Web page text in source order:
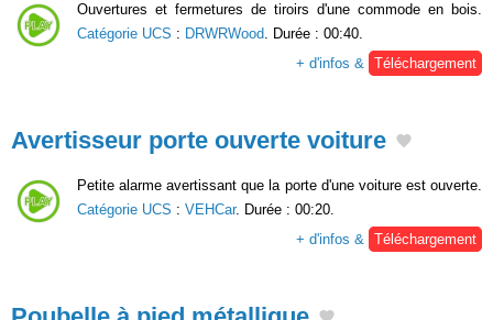
Ouvertures et fermetures de tiroirs d'une commode en bois.
Catégorie UCS : DRWRWood. Durée : 00:40.
+ d'infos & Téléchargement
Avertisseur porte ouverte voiture
Petite alarme avertissant que la porte d'une voiture est ouverte.
Catégorie UCS : VEHCar. Durée : 00:20.
+ d'infos &
Téléchargement